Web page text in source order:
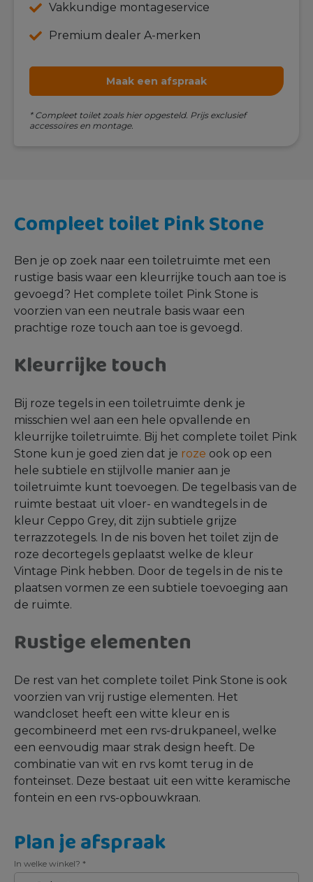
Vakkundige montageservice
Premium dealer A-merken
Maak een afspraak
* Compleet toilet zoals hier opgesteld. Prijs exclusief
accessoires en montage.
Compleet toilet Pink Stone
Ben je op zoek naar een toiletruimte met een
rustige basis waar een kleurrijke touch aan toe is
gevoegd? Het complete toilet Pink Stone is
voorzien van een neutrale basis waar een
prachtige roze touch aan toe is gevoegd.
Kleurrijke touch
Bij roze tegels in een toiletruimte denk je
misschien wel aan een hele opvallende en
kleurrijke toiletruimte. Bij het complete toilet Pink
Stone kun je goed zien dat je roze ook op een
hele subtiele en stijlvolle manier aan je
toiletruimte kunt toevoegen. De tegelbasis van de
ruimte bestaat uit vloer- en wandtegels in de
kleur Ceppo Grey, dit zijn subtiele grijze
terrazzotegels. In de nis boven het toilet zijn de
roze decortegels geplaatst welke de kleur
Vintage Pink hebben. Door de tegels in de nis te
plaatsen vormen ze een subtiele toevoeging aan
de ruimte.
Rustige elementen
De rest van het complete toilet Pink Stone is ook
voorzien van vrij rustige elementen. Het
wandcloset heeft een witte kleur en is
gecombineerd met een rvs-drukpaneel, welke
een eenvoudig maar strak design heeft. De
combinatie van wit en rvs komt terug in de
fonteinset. Deze bestaat uit een witte keramische
fontein en een rvs-opbouwkraan.
Plan je afspraak
In welke winkel? *